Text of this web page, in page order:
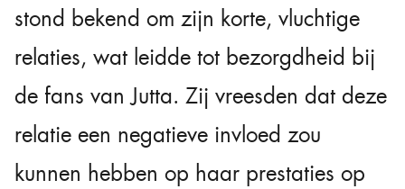
stond bekend om zijn korte, vluchtige
relaties, wat leidde tot bezorgdheid bij
de fans van Jutta. Zij vreesden dat deze
relatie een negatieve invloed zou
kunnen hebben op haar prestaties op